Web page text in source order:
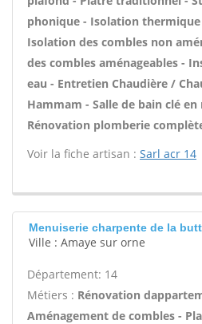
phonique - Isolation
Isolation des combles non
des combles aménageables -
eau - Entretien Chaudière /
Hammam - Salle de bain clé en
Rénovation plomberie
Voir la fiche artisan : Sarl acr 14
Menuiserie charpente de la
Ville : Amaye sur orne
Département: 14
Métiers : Rénovation
Aménagement de combles -